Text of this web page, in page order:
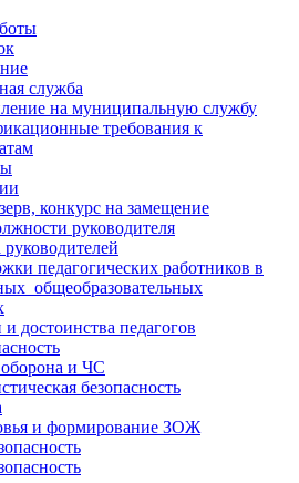
служба
на муниципальную службу
требования к
конкурс на замещение
руководителя
педагогических работников в
общеобразовательных
достоинства педагогов
и ЧС
безопасность
и формирование ЗОЖ